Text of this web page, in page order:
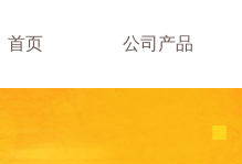
首页 公司产品